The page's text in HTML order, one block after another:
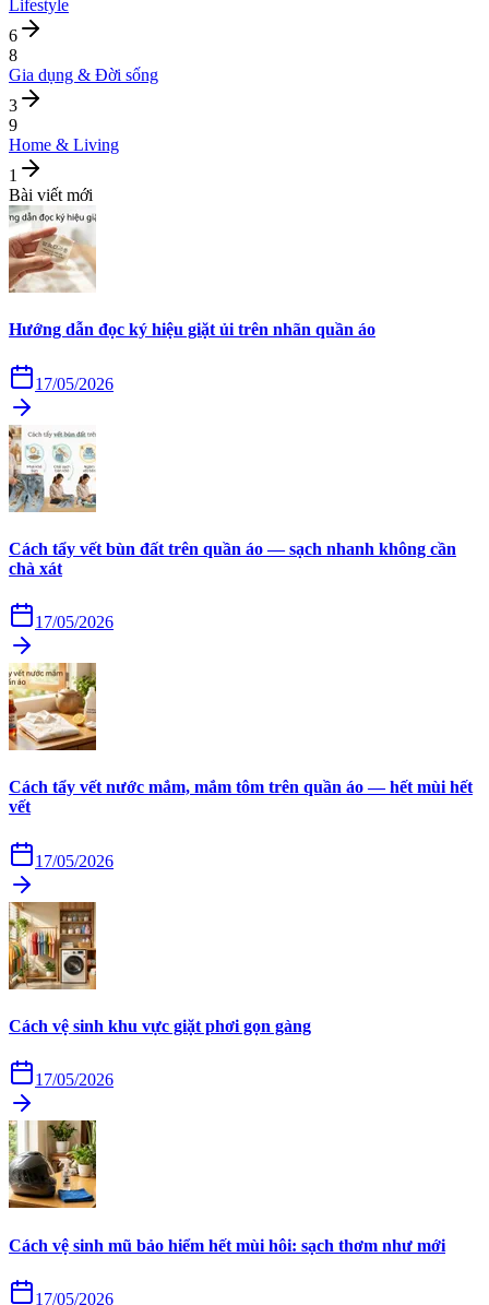
Lifestyle
6
8
Gia dụng & Đời sống
3
9
Home & Living
1
Bài viết mới
Hướng dẫn đọc ký hiệu giặt ủi trên nhãn quần áo
17/05/2026
Cách tẩy vết bùn đất trên quần áo — sạch nhanh không cần
chà xát
17/05/2026
Cách tẩy vết nước mắm, mắm tôm trên quần áo — hết mùi hết
vết
17/05/2026
Cách vệ sinh khu vực giặt phơi gọn gàng
17/05/2026
Cách vệ sinh mũ bảo hiểm hết mùi hôi: sạch thơm như mới
17/05/2026